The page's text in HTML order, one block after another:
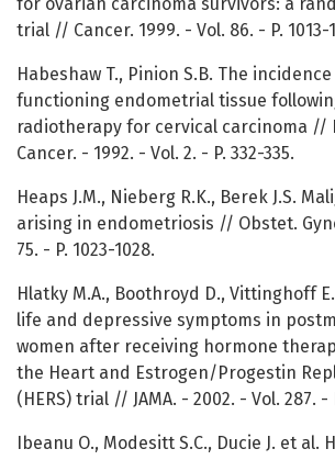
for ovarian carcinoma survivors: a
trial // Cancer. 1999. - Vol. 86. - P. 1013-
Habeshaw T., Pinion S.B. The
functioning endometrial tissue
radiotherapy for cervical carcinoma //
Cancer. - 1992. - Vol. 2. - P. 332-335.
Heaps J.M., Nieberg R.K., Berek J.S.
arising in endometriosis // Obstet.
75. - P. 1023-1028.
Hlatky M.A., Boothroyd D., Vittinghoff
life and depressive symptoms in
women after receiving hormone
the Heart and Estrogen/Progestin
(HERS) trial // JAMA. - 2002. - Vol. 287. -
Ibeanu O., Modesitt S.C., Ducie J. et al.